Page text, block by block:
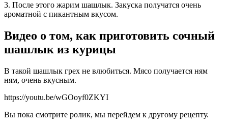
3. После этого жарим шашлык. Закуска получатся очень
ароматной с пикантным вкусом.
Видео о том, как приготовить сочный
шашлык из курицы
В такой шашлык грех не влюбиться. Мясо получается ням
ням, очень вкусным.
https://youtu.be/wGOoyf0ZKYI
Вы пока смотрите ролик, мы перейдем к другому рецепту.